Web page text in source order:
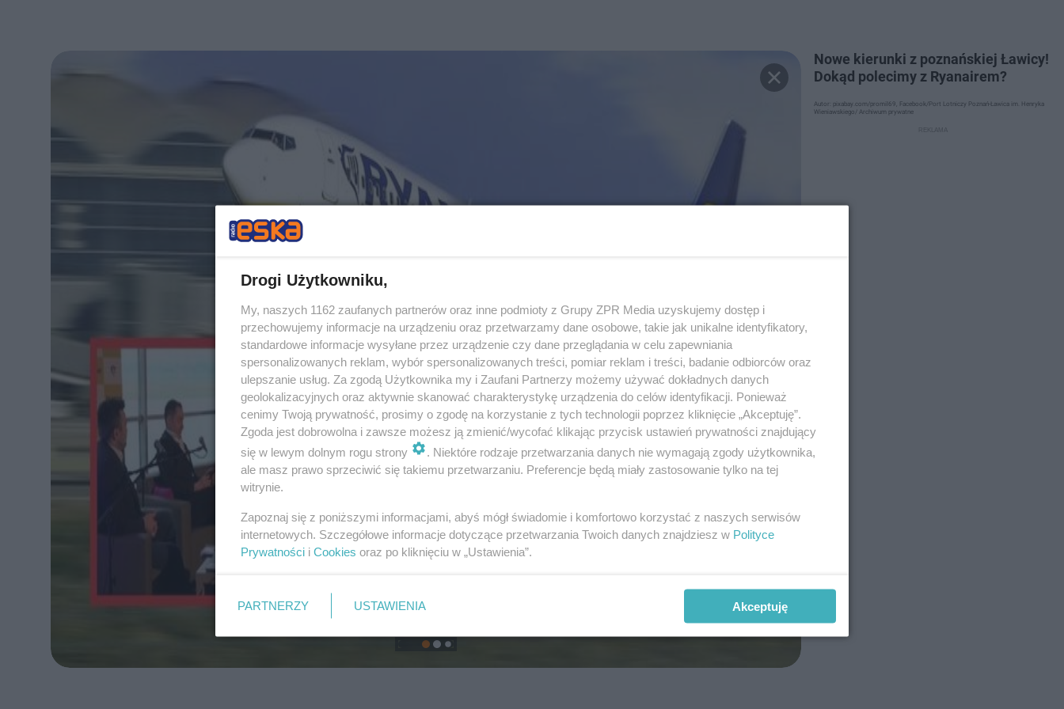
Nowe kierunki z poznańskiej Ławicy!
Dokąd polecimy z Ryanairem?
Autor: pixabay.com/promil69, Facebook/Port Lotniczy Poznań-Ławica im. Henryka
Wieniawskiego/ Archiwum prywatne
Drogi Użytkowniku,
My, naszych 1162 zaufanych partnerów oraz inne podmioty z Grupy ZPR Media uzyskujemy dostęp i
przechowujemy informacje na urządzeniu oraz przetwarzamy dane osobowe, takie jak unikalne identyfikatory,
standardowe informacje wysyłane przez urządzenie czy dane przeglądania w celu zapewniania
spersonalizowanych reklam, wybór spersonalizowanych treści, pomiar reklam i treści, badanie odbiorców oraz
ulepszanie usług. Za zgodą Użytkownika my i Zaufani Partnerzy możemy używać dokładnych danych
geolokalizacyjnych oraz aktywnie skanować charakterystykę urządzenia do celów identyfikacji. Ponieważ
cenimy Twoją prywatność, prosimy o zgodę na korzystanie z tych technologii poprzez kliknięcie „Akceptuję”.
Zgoda jest dobrowolna i zawsze możesz ją zmienić/wycofać klikając przycisk ustawień prywatności znajdujący
się w lewym dolnym rogu strony
. Niektóre rodzaje przetwarzania danych nie wymagają zgody użytkownika,
ale masz prawo sprzeciwić się takiemu przetwarzaniu. Preferencje będą miały zastosowanie tylko na tej
witrynie.
Zapoznaj się z poniższymi informacjami, abyś mógł świadomie i komfortowo korzystać z naszych serwisów
internetowych. Szczegółowe informacje dotyczące przetwarzania Twoich danych znajdziesz w Polityce
Prywatności i Cookies oraz po kliknięciu w „Ustawienia”.
PARTNERZY USTAWIENIA Akceptuję